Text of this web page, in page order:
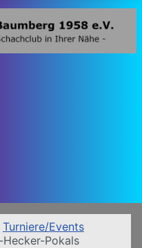
Turniere/Events
Pokals